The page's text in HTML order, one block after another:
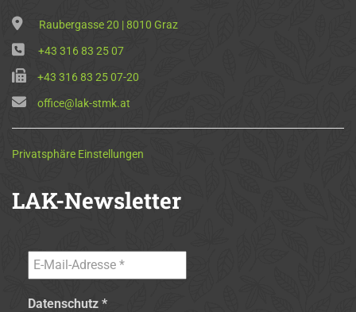
Raubergasse 20 | 8010 Graz
+43 316 83 25 07
+43 316 83 25 07-20
office@lak-stmk.at
Privatsphäre Einstellungen
LAK-Newsletter
Datenschutz *